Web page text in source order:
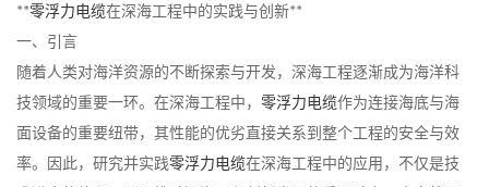
**零浮力电缆在深海工程中的实践与创新**
一、引言
随着人类对海洋资源的不断探索与开发，深海工程逐渐成为海洋科
技领域的重要一环。在深海工程中， 零浮力电缆作为连接海底与海
面设备的重要纽带，其性能的优劣直接关系到整个工程的安全与效
率。因此，研究并实践零浮力电缆在深海工程中的应用，不仅是技